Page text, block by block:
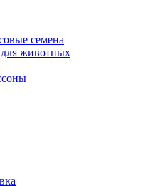
семена
животных